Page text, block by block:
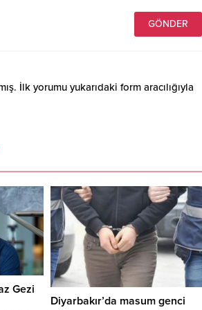
İlk yorumu yukarıdaki form aracılığıyla
Gezi
Diyarbakır’da masum genci